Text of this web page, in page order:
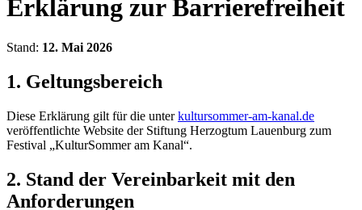
Erklärung zur Barrierefreiheit
Stand: 12. Mai 2026
1. Geltungsbereich
Diese Erklärung gilt für die unter kultursommer-am-kanal.de
veröffentlichte Website der Stiftung Herzogtum Lauenburg zum
Festival „KulturSommer am Kanal“.
2. Stand der Vereinbarkeit mit den
Anforderungen